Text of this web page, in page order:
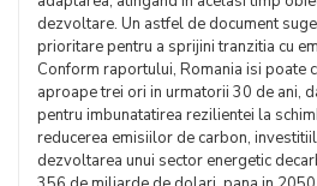
dezvoltare. Un astfel de document
prioritare pentru a sprijini tranzitia cu
Conform raportului, Romania isi poate
aproape trei ori in urmatorii 30 de ani,
pentru imbunatatirea rezilientei la
reducerea emisiilor de carbon,
dezvoltarea unui sector energetic